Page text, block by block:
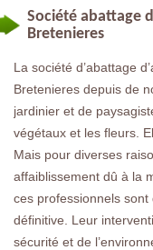
Société abattage
Bretenieres
La société d’abattage
Bretenieres depuis de
jardinier et de
végétaux et les fleurs.
Mais pour diverses
affaiblissement dû à la
ces professionnels sont
définitive. Leur
sécurité et de